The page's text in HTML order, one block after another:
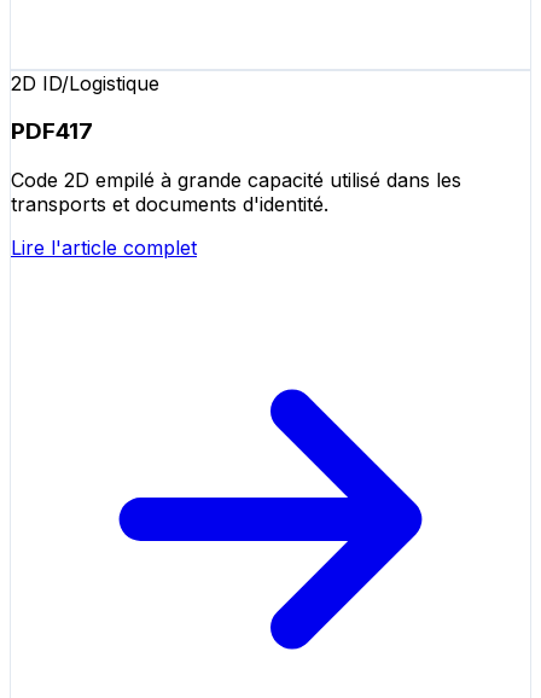
2D ID/Logistique
PDF417
Code 2D empilé à grande capacité utilisé dans les
transports et documents d'identité.
Lire l'article complet